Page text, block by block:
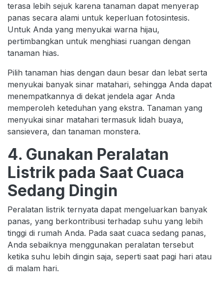
terasa lebih sejuk karena tanaman dapat menyerap
panas secara alami untuk keperluan fotosintesis.
Untuk Anda yang menyukai warna hijau,
pertimbangkan untuk menghiasi ruangan dengan
tanaman hias.
Pilih tanaman hias dengan daun besar dan lebat serta
menyukai banyak sinar matahari, sehingga Anda dapat
menempatkannya di dekat jendela agar Anda
memperoleh keteduhan yang ekstra. Tanaman yang
menyukai sinar matahari termasuk lidah buaya,
sansievera, dan tanaman monstera.
4. Gunakan Peralatan
Listrik pada Saat Cuaca
Sedang Dingin
Peralatan listrik ternyata dapat mengeluarkan banyak
panas, yang berkontribusi terhadap suhu yang lebih
tinggi di rumah Anda. Pada saat cuaca sedang panas,
Anda sebaiknya menggunakan peralatan tersebut
ketika suhu lebih dingin saja, seperti saat pagi hari atau
di malam hari.